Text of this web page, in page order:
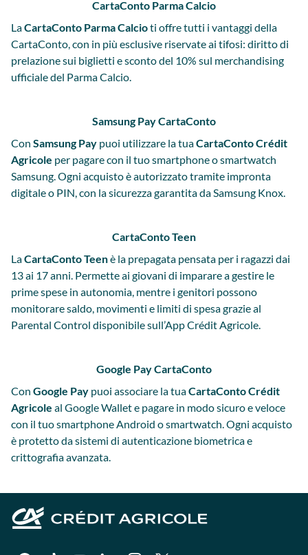
CartaConto Parma Calcio
LaCartaConto Parma Calcioti offre tutti i vantaggi della
CartaConto, con in più esclusive riservate ai tifosi: diritto di
prelazione sui biglietti e sconto del 10% sul merchandising
ufficiale del Parma Calcio.
Samsung Pay CartaConto
Con Samsung Pay puoi utilizzare la tuaCartaConto Crédit
Agricole per pagare con il tuo smartphone o smartwatch
Samsung. Ogni acquisto è autorizzato tramite impronta
digitale o PIN, con la sicurezza garantita da Samsung Knox.
CartaConto Teen
LaCartaConto Teenè la prepagata pensata per i ragazzi dai
13 ai 17 anni. Permette ai giovani di imparare a gestire le
prime spese in autonomia, mentre i genitori possono
monitorare saldo, movimenti e limiti di spesa grazie al
Parental Control disponibile sull’App Crédit Agricole.
Google Pay CartaConto
Con Google Pay puoi associare la tuaCartaConto Crédit
Agricole al Google Wallet e pagare in modo sicuro e veloce
con il tuo smartphone Android o smartwatch. Ogni acquisto
è protetto da sistemi di autenticazione biometrica e
crittografia avanzata.